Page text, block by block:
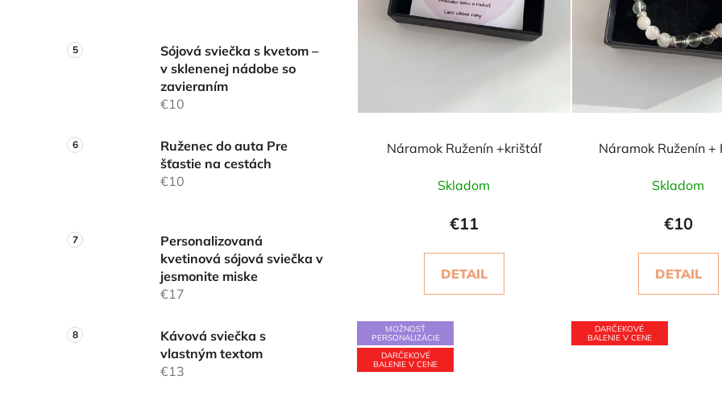
Sójová sviečka s kvetom –
v sklenenej nádobe so
zavieraním
€10
Ruženec do auta Pre
šťastie na cestách
€10
Personalizovaná
kvetinová sójová sviečka v
jesmonite miske
€17
Kávová sviečka s
vlastným textom
€13
Náramok Ruženín +krištáľ
Skladom
€11
DETAIL
Náramok Ruženín +
Skladom
€10
DETAIL
MOŽNOSŤ
PERSONALIZÁCIE
DARČEKOVÉ
BALENIE V CENE
DARČEKOVÉ
BALENIE V CENE